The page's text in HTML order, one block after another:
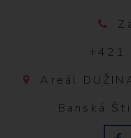
+421
Areál
Banská